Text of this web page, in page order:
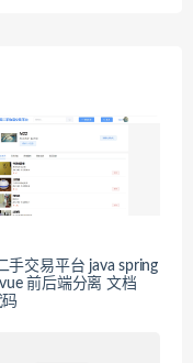
手交易平台 java spring
前后端分离 文档
码